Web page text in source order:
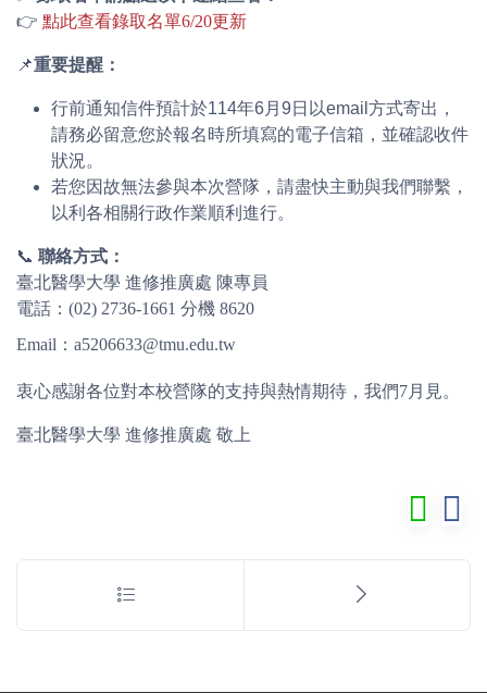
👉 點此查看錄取名單6/20更新
📌重要提醒：
行前通知信件預計於114年6月9日以email方式寄出 ，
請務必留意您於報名時所填寫的電子信箱，並確認收件
狀況。
若您因故無法參與本次營隊，請盡快主動與我們聯繫，
以利各相關行政作業順利進行。
📞 聯絡方式：
臺北醫學大學 進修推廣處 陳專員
電話：(02) 2736-1661 分機 8620
Email：a5206633@tmu.edu.tw
衷心感謝各位對本校營隊的支持與熱情期待，我們7月見。
臺北醫學大學 進修推廣處 敬上